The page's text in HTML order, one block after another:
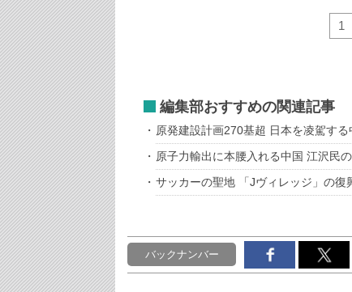
1
編集部おすすめの関連記事
原発建設計画270基超 日本を凌駕す
原子力輸出に本腰入れる中国 江沢民
サッカーの聖地 「Jヴィレッジ」の復
バックナンバー